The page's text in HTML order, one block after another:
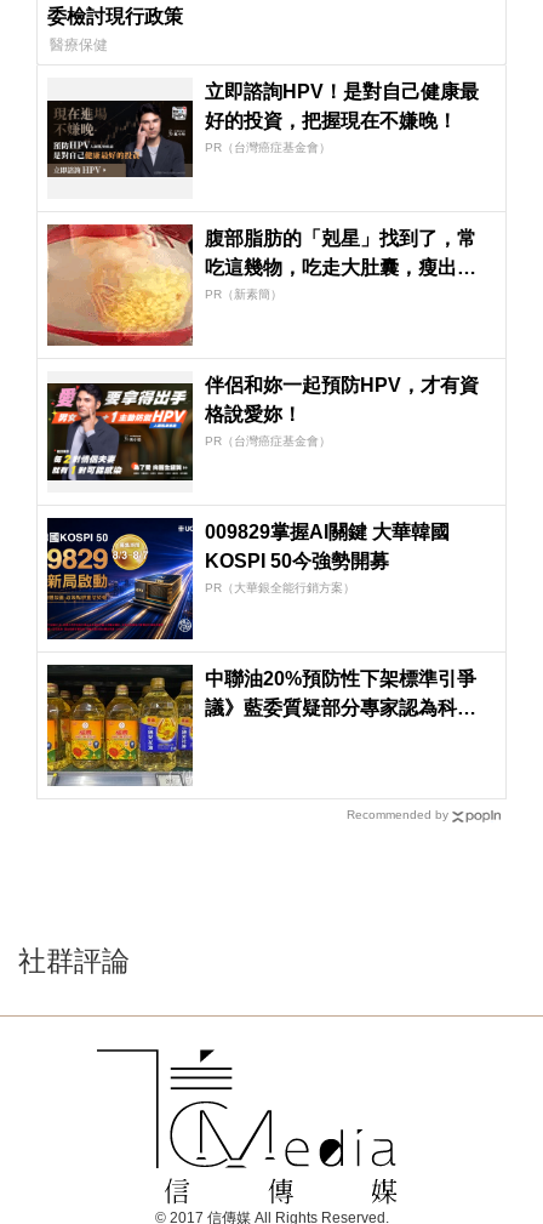
委檢討現行政策
醫療保健
立即諮詢HPV！是對自己健康最
好的投資，把握現在不嫌晚！
PR（台灣癌症基金會）
腹部脂肪的「剋星」找到了，常
吃這幾物，吃走大肚囊，瘦出小
蠻腰
PR（新素簡）
伴侶和妳一起預防HPV，才有資
格說愛妳！
PR（台灣癌症基金會）
009829掌握AI關鍵 大華韓國
KOSPI 50今強勢開募
PR（大華銀全能行銷方案）
中聯油20%預防性下架標準引爭
議》藍委質疑部分專家認為科學
Recommended by
社群評論
© 2017 信傳媒 All Rights Reserved.